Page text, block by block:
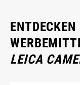
LEICA